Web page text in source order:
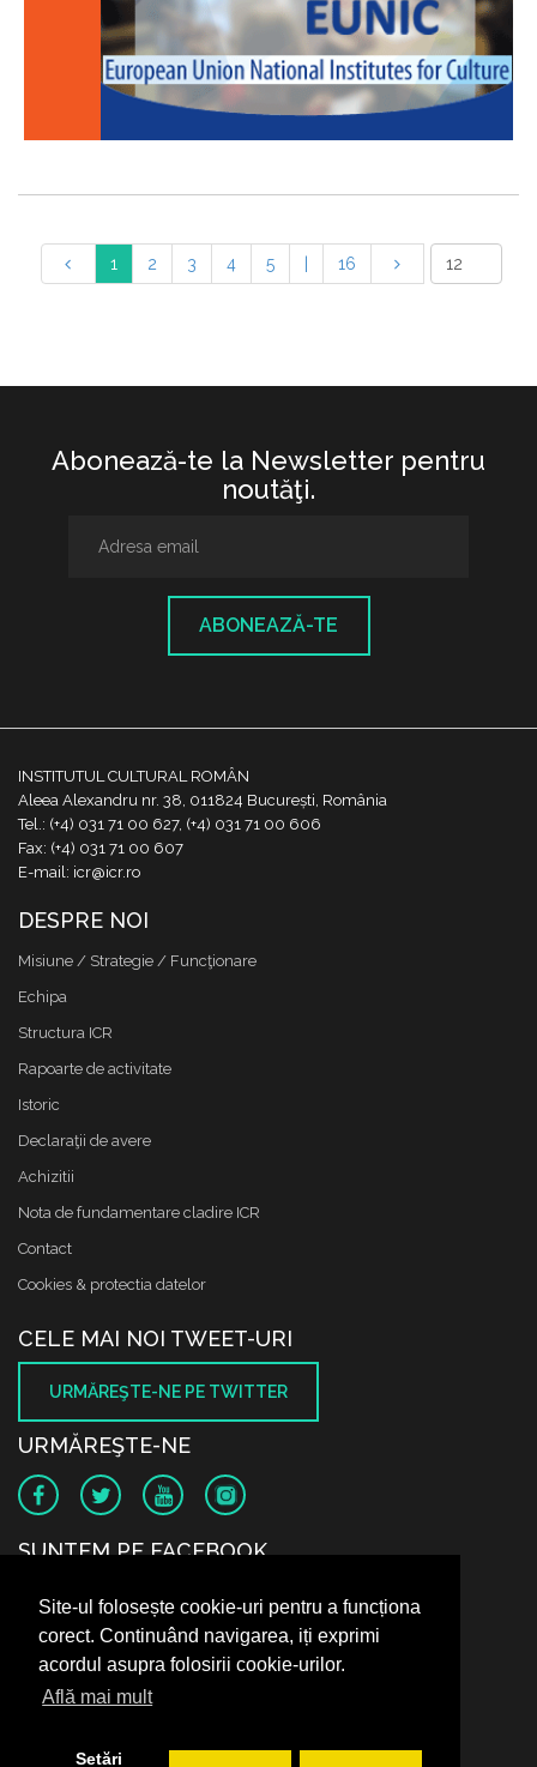
Site-ul folosește cookie-uri pentru a funcționa
corect. Continuând navigarea, iți exprimi
acordul asupra folosirii cookie-urilor.
Află mai mult
Setări
1 2 3 4 5 16
Abonează-te la Newsletter pentru
noutăţi.
ABONEAZĂ-TE
INSTITUTUL CULTURAL ROMÂN
Aleea Alexandru nr. 38, 011824 București, România
Tel.: (+4) 031 71 00 627, (+4) 031 71 00 606
Fax: (+4) 031 71 00 607
E-mail: icr@icr.ro
DESPRE NOI
Misiune / Strategie / Funcţionare
Echipa
Structura ICR
Rapoarte de activitate
Istoric
Declaraţii de avere
Achizitii
Nota de fundamentare cladire ICR
Contact
Cookies & protectia datelor
CELE MAI NOI TWEET-URI
URMĂREŞTE-NE PE TWITTER
URMĂREŞTE-NE
SUNTEM PE FACEBOOK